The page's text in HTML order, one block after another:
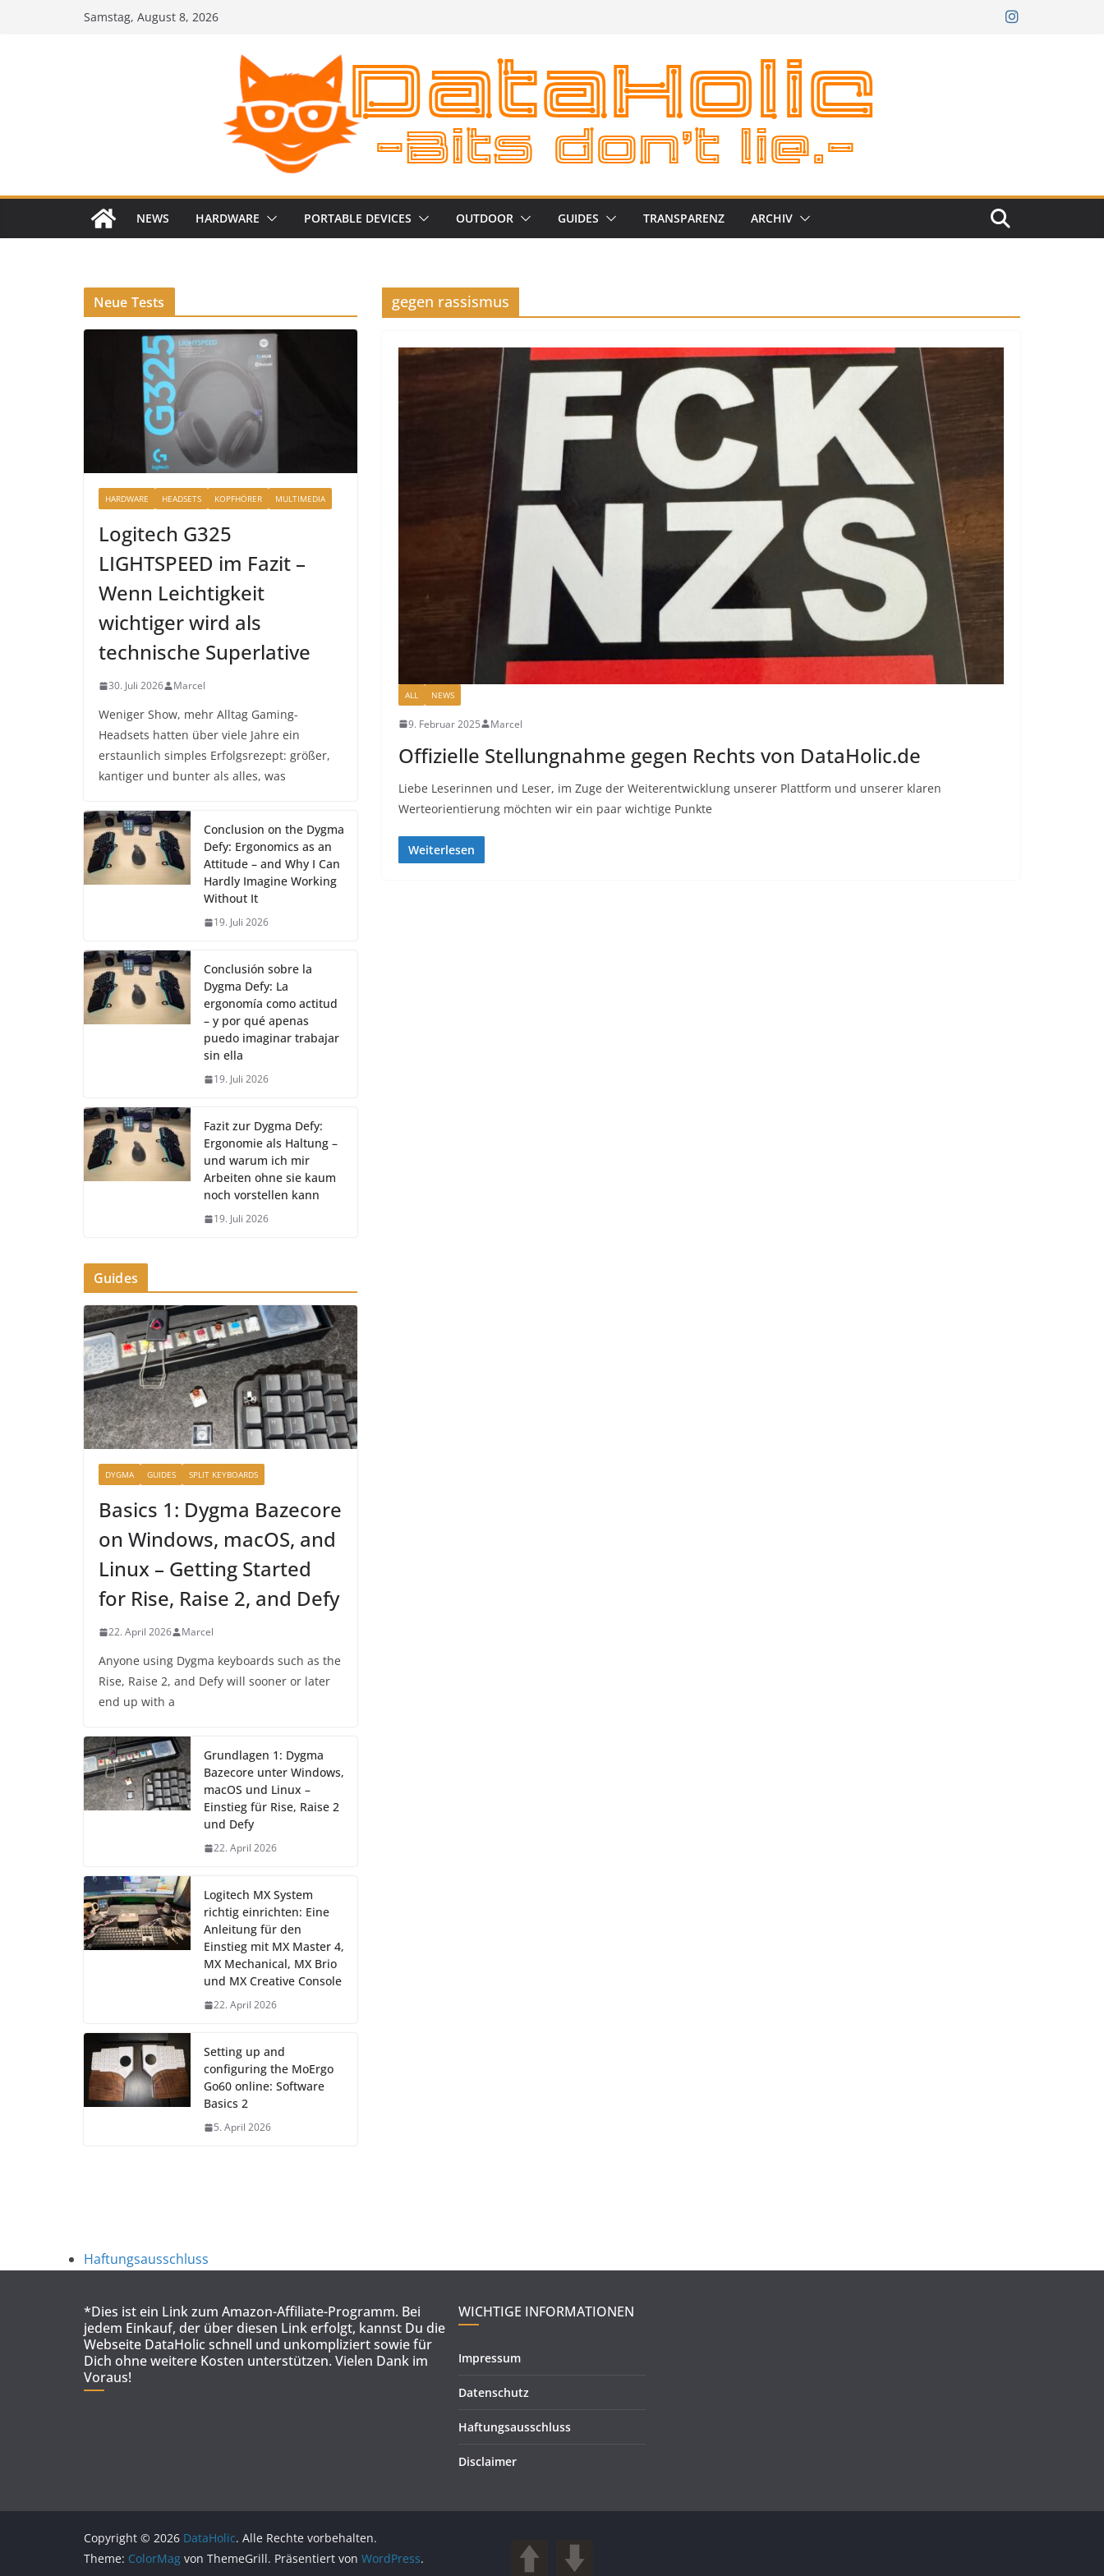
Samstag, August 8, 2026
NEWS HARDWARE PORTABLE DEVICES OUTDOOR GUIDES TRANSPARENZ ARCHIV
gegen rassismus
ALL NEWS
9. Februar 2025 Marcel
Offizielle Stellungnahme gegen Rechts von DataHolic.de
Liebe Leserinnen und Leser, im Zuge der Weiterentwicklung unserer Plattform und unserer klaren
Werteorientierung möchten wir ein paar wichtige Punkte
Weiterlesen
Neue Tests
HARDWARE HEADSETS KOPFHÖRER MULTIMEDIA
Logitech G325
LIGHTSPEED im Fazit –
Wenn Leichtigkeit
wichtiger wird als
technische Superlative
30. Juli 2026 Marcel
Weniger Show, mehr Alltag Gaming-
Headsets hatten über viele Jahre ein
erstaunlich simples Erfolgsrezept: größer,
kantiger und bunter als alles, was
Conclusion on the Dygma
Defy: Ergonomics as an
Attitude – and Why I Can
Hardly Imagine Working
Without It
19. Juli 2026
Conclusión sobre la
Dygma Defy: La
ergonomía como actitud
– y por qué apenas
puedo imaginar trabajar
sin ella
19. Juli 2026
Fazit zur Dygma Defy:
Ergonomie als Haltung –
und warum ich mir
Arbeiten ohne sie kaum
noch vorstellen kann
19. Juli 2026
Guides
DYGMA GUIDES SPLIT KEYBOARDS
Basics 1: Dygma Bazecore
on Windows, macOS, and
Linux – Getting Started
for Rise, Raise 2, and Defy
22. April 2026 Marcel
Anyone using Dygma keyboards such as the
Rise, Raise 2, and Defy will sooner or later
end up with a
Grundlagen 1: Dygma
Bazecore unter Windows,
macOS und Linux –
Einstieg für Rise, Raise 2
und Defy
22. April 2026
Logitech MX System
richtig einrichten: Eine
Anleitung für den
Einstieg mit MX Master 4,
MX Mechanical, MX Brio
und MX Creative Console
22. April 2026
Setting up and
configuring the MoErgo
Go60 online: Software
Basics 2
5. April 2026
Haftungsausschluss
*Dies ist ein Link zum Amazon-Affiliate-Programm. Bei
jedem Einkauf, der über diesen Link erfolgt, kannst Du die
Webseite DataHolic schnell und unkompliziert sowie für
Dich ohne weitere Kosten unterstützen. Vielen Dank im
Voraus!
WICHTIGE INFORMATIONEN
Impressum
Datenschutz
Haftungsausschluss
Disclaimer
Copyright © 2026 DataHolic. Alle Rechte vorbehalten.
Theme: ColorMag von ThemeGrill. Präsentiert von WordPress.